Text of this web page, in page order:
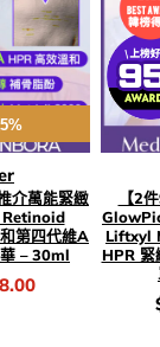
介萬能緊緻
Retinoid
第四代維A
– 30ml
Current
【2
Liftxyl
HPR 緊